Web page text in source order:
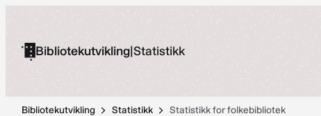
innholdBibliotekutvikling|Statistikk
Bibliotekutvikling Statistikk Statistikk for folkebibliotek